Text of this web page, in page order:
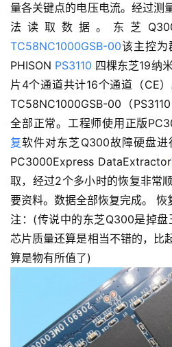
量各关键点的电压电流。经过测
法读取数据。东芝
TC58NC1000GSB-00该主控为
PHISON PS3110 四棵东芝19纳
片4个通道共计16个通道（CE
TC58NC1000GSB-00（
全部正常。工程师使用正版
复软件对东芝Q300故障硬盘进
PC3000Express DataExtractor
取，经过2个多小时的恢复非常
要资料。数据全部恢复完成。 恢
注：(传说中的东芝Q300是掉
芯片质量还算是相当不错的，比
算是物有所值了)